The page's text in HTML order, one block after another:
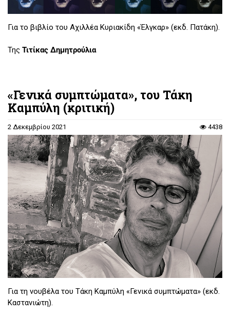
Για το βιβλίο του Αχιλλέα Κυριακίδη «Έλγκαρ» (εκδ. Πατάκη).
Της Τιτίκας Δημητρούλια
«Γενικά συμπτώματα», του Τάκη
Καμπύλη (κριτική)
2 Δεκεμβρίου 2021 4438
Για τη νουβέλα του Τάκη Καμπύλη «Γενικά συμπτώματα» (εκδ.
Καστανιώτη).